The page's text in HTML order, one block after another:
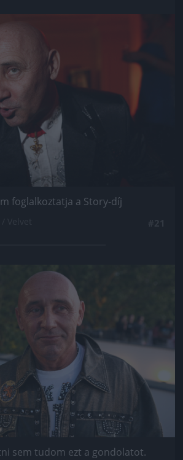
Jön még kép!
foglalkoztatja a Story-díj
Jön még kép!
sem tudom ezt a gondolatot.